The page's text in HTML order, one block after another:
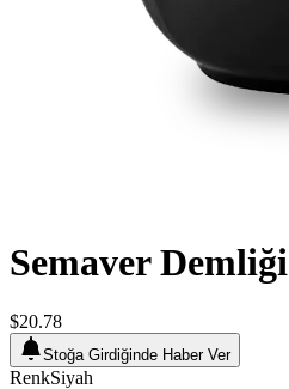
Semaver Demliği
$20.78
Stoğa Girdiğinde Haber Ver
RenkSiyah